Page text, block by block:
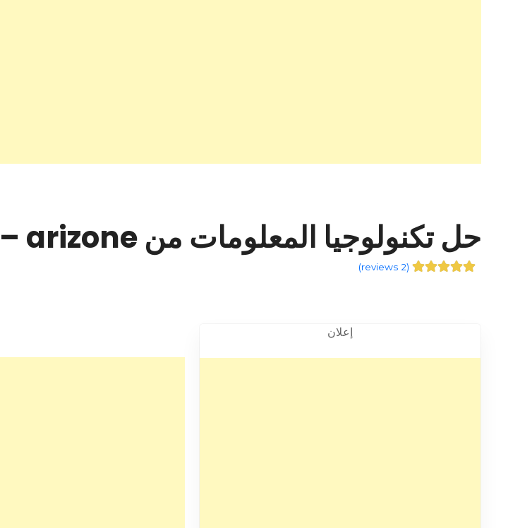
حل تكنولوجيا المعلومات من arizone – الهملة ، – +973 3352 6262
(
2 reviews
)
إعلان